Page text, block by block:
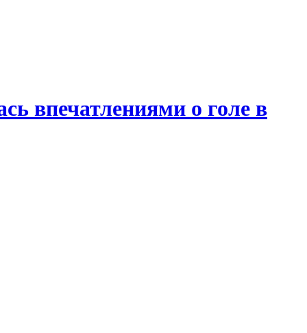
впечатлениями о голе в